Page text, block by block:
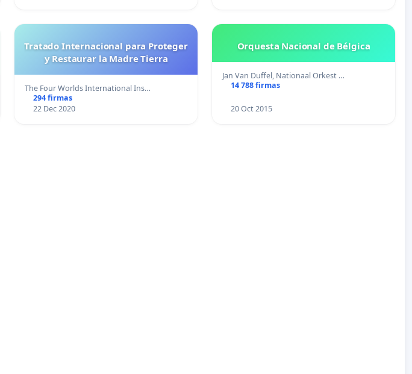
Tratado Internacional para Proteger
y Restaurar la Madre Tierra
The Four Worlds International Ins…
294 firmas
22 Dec 2020
Orquesta Nacional de Bélgica
Jan Van Duffel, Nationaal Orkest …
14 788 firmas
20 Oct 2015